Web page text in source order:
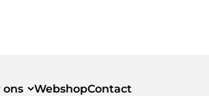
ons WebshopContact